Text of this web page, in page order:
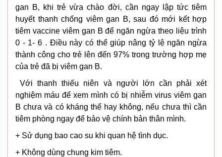
gan B, khi trẻ vừa chào đời, cần ngay lập tức tiêm
huyết thanh chống viêm gan B, sau đó mới kết hợp
tiêm vaccine viêm gan B để ngăn ngừa theo liệu trình
0 - 1- 6 . Điều này có thể giúp nâng tỷ lệ ngăn ngừa
thành công cho trẻ lên đến 97% trong trường hợp mẹ
của trẻ đã bị viêm gan B.
Với thanh thiếu niên và người lớn cần phải xét
nghiệm máu để xem mình có bị nhiễm virus viêm gan
B chưa và có kháng thể hay không, nếu chưa thì cần
tiêm phòng ngay để bảo vệ chính bản thân mình.
+ Sử dụng bao cao su khi quan hệ tình dục.
+ Không dùng chung kim tiêm.